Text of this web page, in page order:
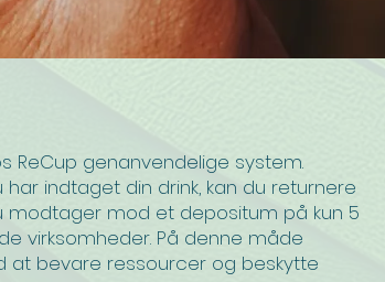
ReCup genanvendelige system.
har indtaget din drink, kan du returnere
modtager mod et depositum på kun 5
virksomheder. På denne måde
bevare ressourcer og beskytte